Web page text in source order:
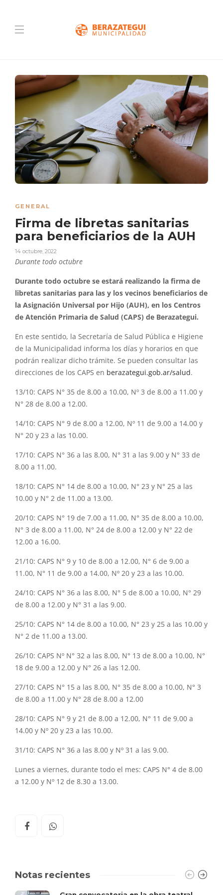
GENERAL
Firma de libretas sanitarias
para beneficiarios de la AUH
14 octubre, 2022
Durante todo octubre
Durante todo octubre se estará realizando la firma de
libretas sanitarias para las y los vecinos beneficiarios de
la Asignación Universal por Hijo (AUH), en los Centros
de Atención Primaria de Salud (CAPS) de Berazategui.
En este sentido, la Secretaría de Salud Pública e Higiene
de la Municipalidad informa los días y horarios en que
podrán realizar dicho trámite. Se pueden consultar las
direcciones de los CAPS en berazategui.gob.ar/salud.
13/10: CAPS N° 35 de 8.00 a 10.00, Nº 3 de 8.00 a 11.00 y
N° 28 de 8.00 a 12.00.
14/10: CAPS N° 9 de 8.00 a 12.00, Nº 11 de 9.00 a 14.00 y
N° 20 y 23 a las 10.00.
17/10: CAPS N° 36 a las 8.00, N° 31 a las 9.00 y N° 33 de
8.00 a 11.00.
18/10: CAPS N° 14 de 8.00 a 10.00, N° 23 y N° 25 a las
10.00 y N° 2 de 11.00 a 13.00.
20/10: CAPS N° 19 de 7.00 a 11.00, N° 35 de 8.00 a 10.00,
N° 3 de 8.00 a 11.00, N° 24 de 8.00 a 12.00 y N° 22 de
12.00 a 16.00.
21/10: CAPS N° 9 y 10 de 8.00 a 12.00, N° 6 de 9.00 a
11.00, N° 11 de 9.00 a 14.00, Nº 20 y 23 a las 10.00.
24/10: CAPS N° 36 a las 8.00, N° 5 de 8.00 a 10.00, N° 29
de 8.00 a 12.00 y N° 31 a las 9.00.
25/10: CAPS N° 14 de 8.00 a 10.00, N° 23 y 25 a las 10.00 y
N° 2 de 11.00 a 13.00.
26/10: CAPS Nº N° 32 a las 8.00, N° 13 de 8.00 a 10.00, N°
18 de 9.00 a 12.00 y N° 26 a las 12.00.
27/10: CAPS N° 15 a las 8.00, N° 35 de 8.00 a 10.00, N° 3
de 8.00 a 11.00 y N° 28 de 8.00 a 12.00
28/10: CAPS N° 9 y 21 de 8.00 a 12.00, N° 11 de 9.00 a
14.00 y Nº 20 y 23 a las 10.00.
31/10: CAPS N° 36 a las 8.00 y Nº 31 a las 9.00.
Lunes a viernes, durante todo el mes: CAPS N° 4 de 8.00
a 12.00 y Nº 12 de 8.30 a 13.00.
Notas recientes